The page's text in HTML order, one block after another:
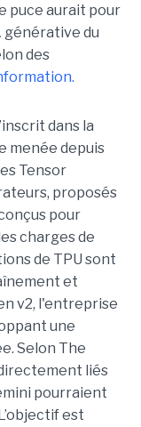
puce aurait pour
générative du
des
dans la
menée depuis
Tensor
proposés
pour
charges de
de TPU sont
et
v2, l'entreprise
une
Selon The
liés
pourraient
est